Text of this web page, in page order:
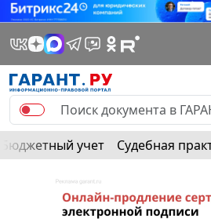
Бюджетный учет Судебная